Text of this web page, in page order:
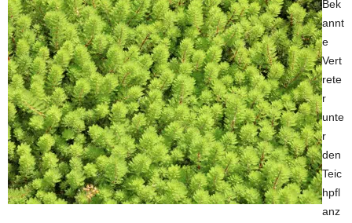
Bek
annt
e
Vert
rete
r
unte
r
den
Teic
hpfl
anz